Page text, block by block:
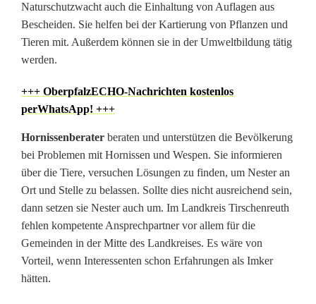
h
r
e
n
a
m
t
l
i
c
h
Naturschutzwacht auch die Einhaltung von Auflagen aus
Bescheiden. Sie helfen bei der Kartierung von Pflanzen und
Tieren mit. Außerdem können sie in der Umweltbildung tätig
werden.
+++ OberpfalzECHO-Nachrichten kostenlos
perWhatsApp! +++
Hornissenberater beraten und unterstützen die Bevölkerung
bei Problemen mit Hornissen und Wespen. Sie informieren
über die Tiere, versuchen Lösungen zu finden, um Nester an
Ort und Stelle zu belassen. Sollte dies nicht ausreichend sein,
dann setzen sie Nester auch um. Im Landkreis Tirschenreuth
fehlen kompetente Ansprechpartner vor allem für die
Gemeinden in der Mitte des Landkreises. Es wäre von
Vorteil, wenn Interessenten schon Erfahrungen als Imker
hätten.